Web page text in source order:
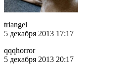
triangel
5 декабря 2013 17:17
qqqhorror
5 декабря 2013 20:17